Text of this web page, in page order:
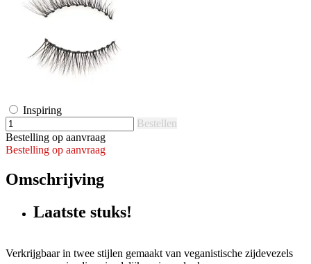
Inspiring
Bestellen
Bestelling op aanvraag
Bestelling op aanvraag
Omschrijving
Laatste stuks!
Verkrijgbaar in twee stijlen gemaakt van veganistische zijdevezels